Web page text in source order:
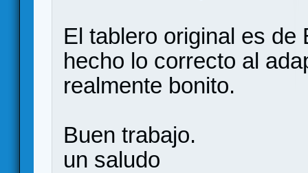
El tablero original es
hecho lo correcto al
realmente bonito.
Buen trabajo.
un saludo